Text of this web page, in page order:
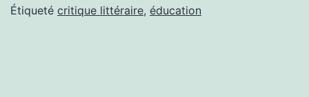
va
Étiqueté critique littéraire, éducation